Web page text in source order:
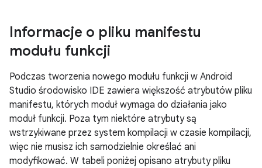
Informacje o pliku manifestu
modułu funkcji
Podczas tworzenia nowego modułu funkcji w Android
Studio środowisko IDE zawiera większość atrybutów pliku
manifestu, których moduł wymaga do działania jako
moduł funkcji. Poza tym niektóre atrybuty są
wstrzykiwane przez system kompilacji w czasie kompilacji,
więc nie musisz ich samodzielnie określać ani
modyfikować. W tabeli poniżej opisano atrybuty pliku